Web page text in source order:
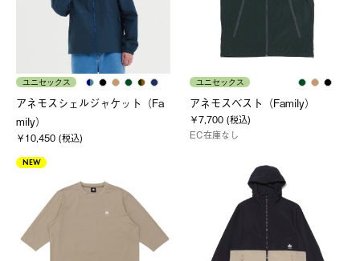
ユニセックス
アネモスシェルジャケット（Fa
mily）
￥10,450 (税込)
ユニセックス
アネモスベスト（Family）
￥7,700 (税込)
EC在庫なし
NEW